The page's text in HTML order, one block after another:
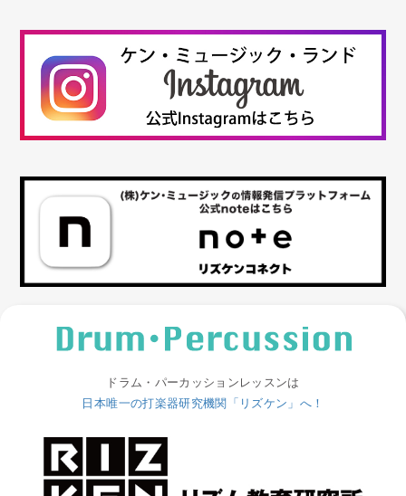
ドラム・パーカッションレッスンは
日本唯一の打楽器研究機関「リズケン」へ！